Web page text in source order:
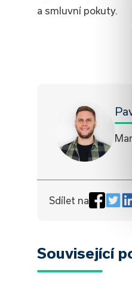
a smluvní pokuty.
Sdílet na
Související